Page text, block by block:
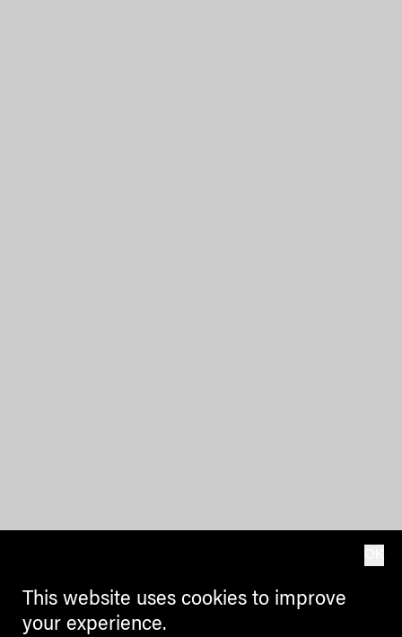
This website uses cookies to improve
your experience.